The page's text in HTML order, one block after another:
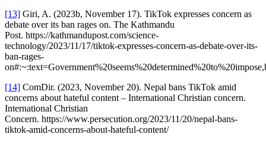
[13] Giri, A. (2023b, November 17). TikTok expresses concern as
debate over its ban rages on. The Kathmandu
Post. https://kathmandupost.com/science-
technology/2023/11/17/tiktok-expresses-concern-as-debate-over-its-
ban-rages-
[14] ComDir. (2023, November 20). Nepal bans TikTok amid
concerns about hateful content – International Christian concern.
International Christian
Concern. https://www.persecution.org/2023/11/20/nepal-bans-
tiktok-amid-concerns-about-hateful-content/